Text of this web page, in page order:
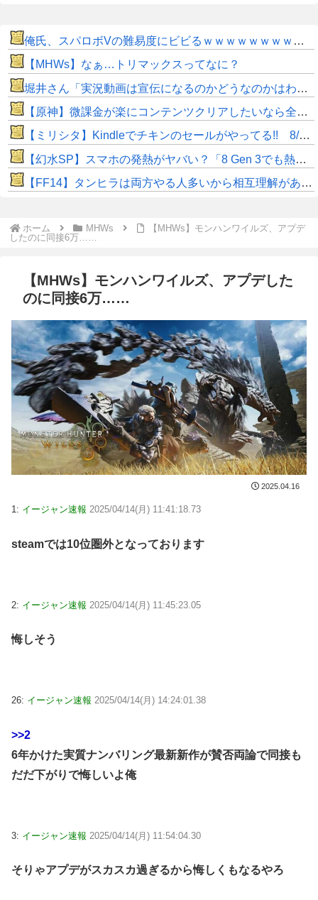
俺氏、スパロボVの難易度にビビるｗｗｗｗｗｗｗｗｗｗｗ
【MHWs】なぁ…トリマックスってなに？
堀井さん「実況動画は宣伝になるのかどうなのかはわからない部分もありますけど」
【原神】微課金が楽にコンテンツクリアしたいなら全キャラ無凸で引くのがいいね。
【ミリシタ】Kindleでチキンのセールがやってる!! 8/19(水)まで!!
【幻水SP】スマホの発熱がヤバい？「8 Gen 3でも熱い」「iPhoneは設定下げれば発熱なし」
​【FF14】タンヒラは両方やる人多いから相互理解があるのに、DPSは他ロールへの知識が低すぎないか？
ホーム MHWs
【MHWs】モンハンワイルズ、アプデ
したのに同接6万……
【MHWs】モンハンワイルズ、アプデした
のに同接6万……
2025.04.16
1: イージャン速報 2025/04/14(月) 11:41:18.73
steamでは10位圏外となっております
2: イージャン速報 2025/04/14(月) 11:45:23.05
悔しそう
26: イージャン速報 2025/04/14(月) 14:24:01.38
>>2
6年かけた実質ナンバリング最新新作が賛否両論で同接も
だだ下がりで悔しいよ俺
3: イージャン速報 2025/04/14(月) 11:54:04.30
そりゃアプデがスカスカ過ぎるから悔しくもなるやろ